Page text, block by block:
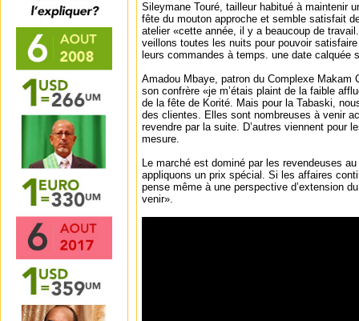
Sileymane Touré, tailleur habitué à maintenir
fête du mouton approche et semble satisfait
atelier «cette année, il y a beaucoup de
veillons toutes les nuits pour pouvoir
leurs commandes à temps. une date calquée
Amadou Mbaye, patron du Complexe Makam
son confrère «je m’étais plaint de la faible
de la fête de Korité. Mais pour la Tabaski,
des clientes. Elles sont nombreuses à venir
revendre par la suite. D’autres viennent pour
mesure.
Le marché est dominé par les revendeuses
appliquons un prix spécial. Si les affaires
pense même à une perspective d’extension
venir».